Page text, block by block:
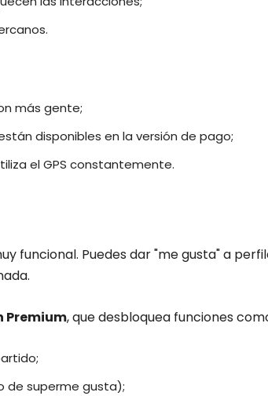
más gente;
disponibles en la versión de pago;
el GPS constantemente.
funcional. Puedes dar "me gusta" a
Premium, que desbloquea funciones
de superme gusta);